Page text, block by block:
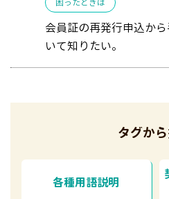
会員証の再発行申込か
いて知りたい。
タグか
各種用語説明